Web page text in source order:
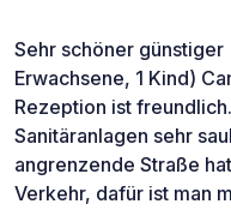
Sehr schöner
Erwachsene, 1 Kind)
Rezeption ist
Sanitäranlagen sehr
angrenzende Straße
Verkehr, dafür ist man